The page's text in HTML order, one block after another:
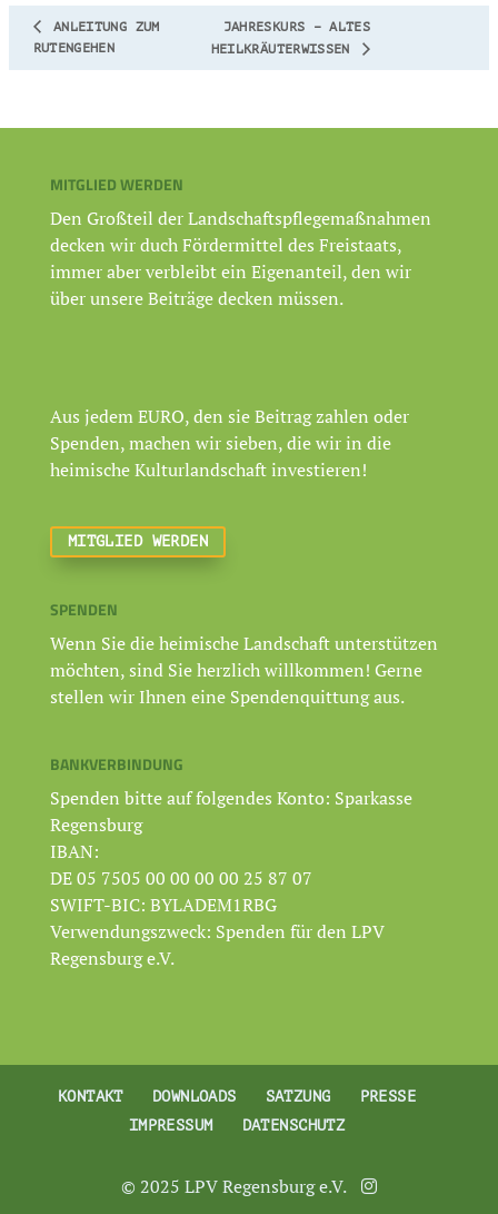
ANLEITUNG ZUM
RUTENGEHEN
JAHRESKURS – ALTES
HEILKRÄUTERWISSEN
MITGLIED WERDEN
Den Großteil der Landschaftspflegemaßnahmen
decken wir duch Fördermittel des Freistaats,
immer aber verbleibt ein Eigenanteil, den wir
über unsere Beiträge decken müssen.
Aus jedem EURO, den sie Beitrag zahlen oder
Spenden, machen wir sieben, die wir in die
heimische Kulturlandschaft investieren!
MITGLIED WERDEN
SPENDEN
Wenn Sie die heimische Landschaft unterstützen
möchten, sind Sie herzlich willkommen! Gerne
stellen wir Ihnen eine Spendenquittung aus.
BANKVERBINDUNG
Spenden bitte auf folgendes Konto: Sparkasse
Regensburg
IBAN:
DE 05 7505 00 00 00 00 25 87 07
SWIFT-BIC: BYLADEM1RBG
Verwendungszweck: Spenden für den LPV
Regensburg e.V.
KONTAKT DOWNLOADS SATZUNG
PRESSE
IMPRESSUM
DATENSCHUTZ
© 2025 LPV Regensburg e.V. 